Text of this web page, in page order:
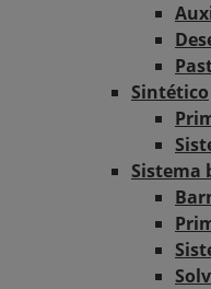
Sintético
Sistema